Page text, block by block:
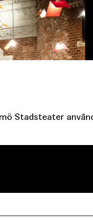
på Kalendegatan
Stadsteater